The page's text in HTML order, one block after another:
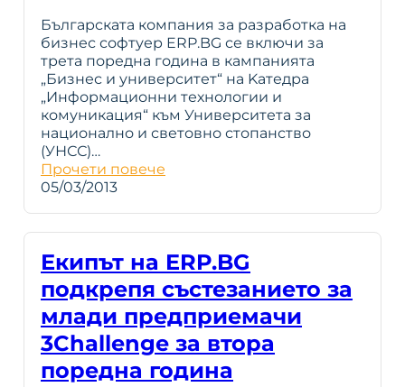
Българската компания за разработка на
бизнес софтуер ERP.BG се включи за
трета поредна година в кампанията
„Бизнес и университет“ на Kaтедра
„Информационни технологии и
комуникация“ към Университета за
национално и световно стопанство
(УНСС)…
Прочети повече
05/03/2013
Екипът на ERP.BG
подкрепя състезанието за
млади предприемачи
3Challenge за втора
поредна година